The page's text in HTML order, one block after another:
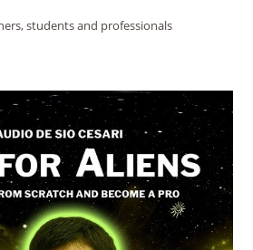
students and professionals